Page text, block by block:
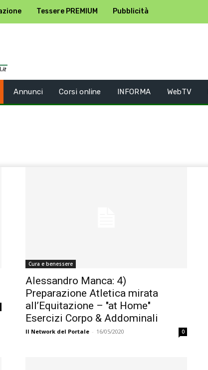
Tessere PREMIUM Pubblicità
Annunci Corsi online INFORMA WebTV
Cura e benessere
Alessandro Manca: 4)
Preparazione Atletica mirata
all’Equitazione – "at Home"
Esercizi Corpo & Addominali
Il Network del Portale - 16/05/2020 0